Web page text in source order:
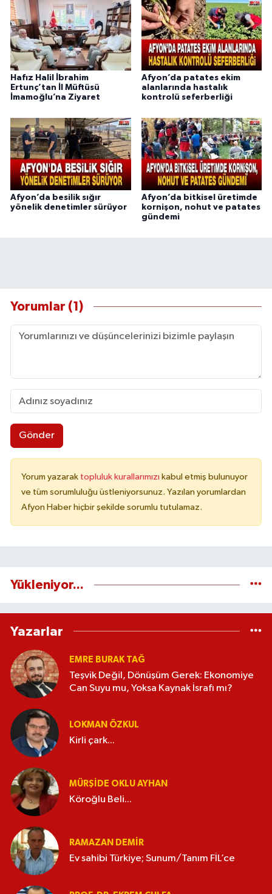
Hafız Halil İbrahim
Ertunç’tan İl Müftüsü
İmamoğlu’na Ziyaret
Afyon’da patates ekim
alanlarında hastalık
kontrolü seferberliği
Afyon’da besilik sığır
yönelik denetimler sürüyor
Afyon’da bitkisel üretimde
kornişon, nohut ve patates
gündemi
Yorumlar (1)
Gönder
Yorum yazarak topluluk kurallarımızı kabul etmiş bulunuyor
ve tüm sorumluluğu üstleniyorsunuz. Yazılan yorumlardan
Afyon Haber hiçbir şekilde sorumlu tutulamaz.
Yükleniyor...
Yazarlar
EMRE BURAK TAĞ
Teşvik Değil, Dönüşüm Gerek: Ekonomiye
Can Suyu mu, Yoksa Kaynak İsrafı mı?
LOKMAN ÖZKUL
Kirli çark...
MÜRŞIDE OKLU AYHAN
Köroğlu Beli...
RAMAZAN DEMİR
Ev sahibi Türkiye; Sunum/Tanım FİL’ce